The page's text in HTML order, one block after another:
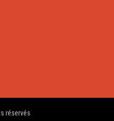
réservés